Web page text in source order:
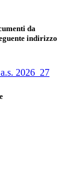
da
indirizzo
2026_27